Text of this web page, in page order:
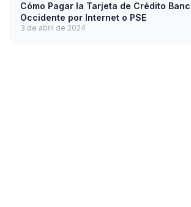
Cómo Pagar la Tarjeta de Crédito
Occidente por Internet o PSE
3 de abril de 2024